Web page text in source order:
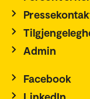
Admin
Facebook
LinkedIn